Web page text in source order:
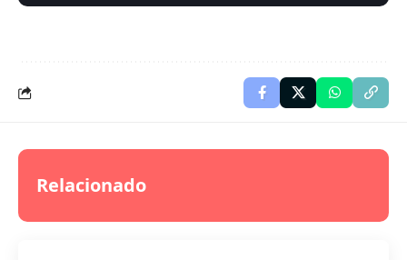
Relacionado